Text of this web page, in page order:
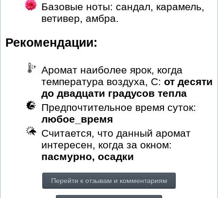
Базовые ноты: сандал, карамель,
ветивер, амбра.
Рекомендации:
Аромат наиболее ярок, когда
температура воздуха, С: от десяти
до двадцати градусов тепла
Предпочтительное время суток:
любое_время
Считается, что данный аромат
интересен, когда за окном:
пасмурно, осадки
Перейти к отзывам и комментариям